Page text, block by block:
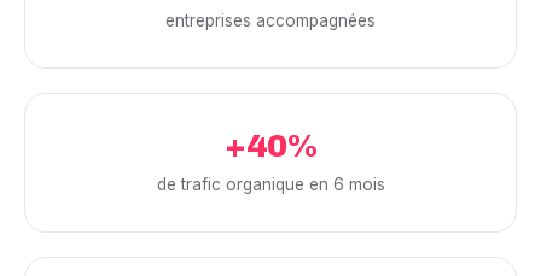
entreprises accompagnées
+40%
de trafic organique en 6 mois